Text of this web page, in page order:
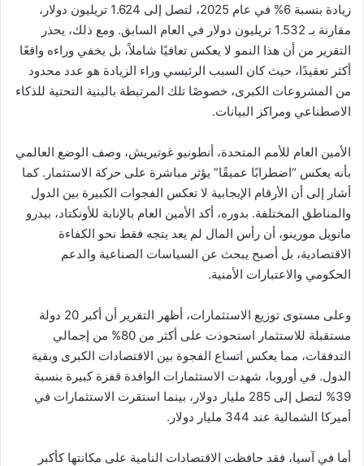
زيادة بنسبة 6% في عام 2025، لتصل إلى 1.624 تريليون دولار،
مقارنة بـ 1.532 تريليون دولار في العام السابق. ومع ذلك، يحذر
التقرير من أن هذا النمو لا يعكس تعافيًا شاملاً، بل يخفي وراءه واقعًا
أكثر تعقيدًا، حيث كان السبب الرئيسي وراء الزيادة هو عدد محدود
من المشروعات الكبرى، خصوصًا تلك المرتبطة بالبنية التحتية للذكاء
الاصطناعي ومراكز البيانات.
الأمين العام للأمم المتحدة، أنطونيو غوتيريش، وصف الوضع العالمي
بأنه يعكس “اضطرابًا عميقًا” يؤثر مباشرة على حركة الاستثمار. كما
أشار إلى أن الأرقام الإيجابية لا تعكس الفجوات الكبيرة بين الدول
والمناطق المختلفة. بدوره، أكد الأمين العام بالإنابة للأونكتاد، بيدرو
مانويل مورينو، أن رأس المال لم يعد يتجه فقط نحو الكفاءة
الاقتصادية، بل أصبح يبحث عن السياسات الصناعية والدعم
الحكومي والاعتبارات الأمنية.
وعلى مستوى توزيع الاستثمارات، أظهر التقرير أن أكبر 20 دولة
مستقبلة للاستثمار استحوذت على أكثر من 80% من إجمالي
التدفقات، مما يعكس اتساع الفجوة بين الاقتصادات الكبرى وبقية
الدول. في أوروبا، شهدت الاستثمارات الوافدة قفزة كبيرة بنسبة
39% لتصل إلى 285 مليار دولار، بينما استقرت الاستثمارات في
أميركا الشمالية عند 344 مليار دولار.
أما في آسيا، فقد حافظت الاقتصادات النامية على مكانتها كأكبر